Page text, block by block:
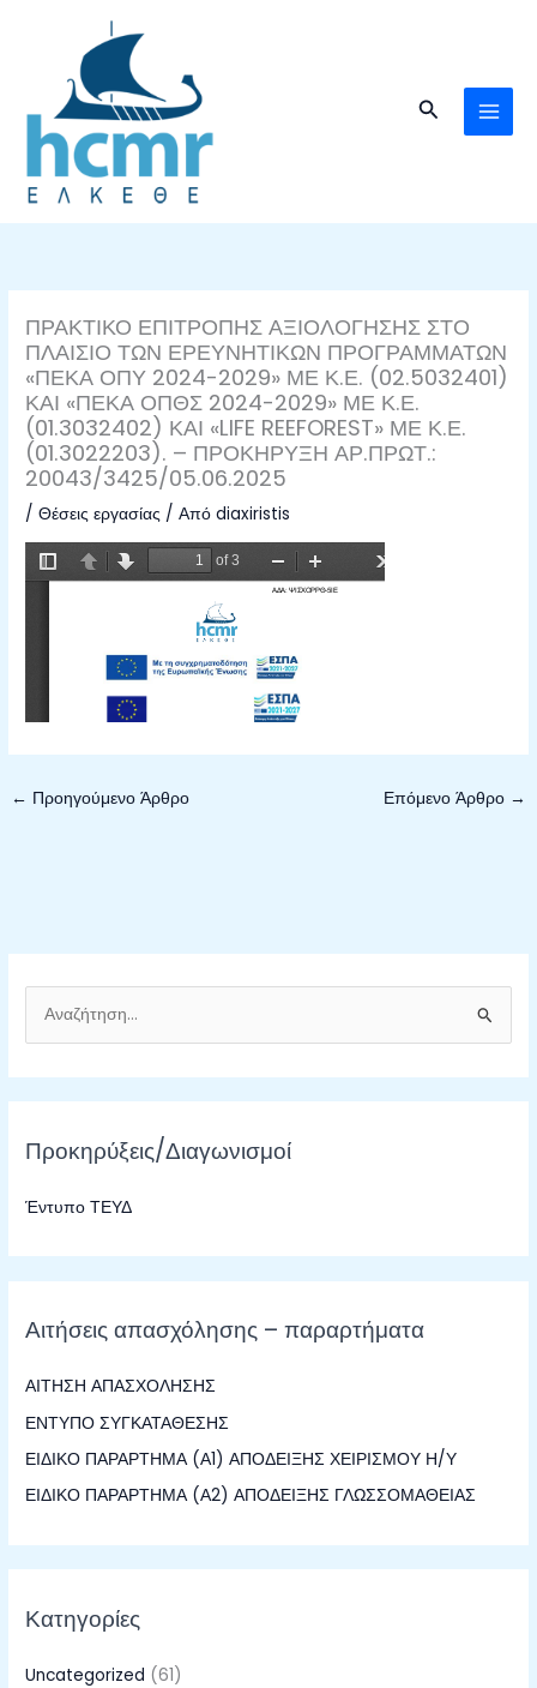
περιεχόμενο
Αναζήτηση
ΠΡΑΚΤΙΚΟ ΕΠΙΤΡΟΠΗΣ ΑΞΙΟΛΟΓΗΣΗΣ ΣΤΟ
ΠΛΑΙΣΙΟ ΤΩΝ ΕΡΕΥΝΗΤΙΚΩΝ ΠΡΟΓΡΑΜΜΑΤΩΝ
«ΠΕΚΑ ΟΠΥ 2024-2029» ΜΕ Κ.Ε. (02.5032401)
ΚΑΙ «ΠΕΚΑ ΟΠΘΣ 2024-2029» ΜΕ Κ.Ε.
(01.3032402) ΚΑΙ «LIFE REEFOREST» ΜΕ Κ.Ε.
(01.3022203). – ΠΡΟΚΗΡΥΞΗ ΑΡ.ΠΡΩΤ.:
20043/3425/05.06.2025
/Θέσεις εργασίας / Απόdiaxiristis
← Προηγούμενο Άρθρο Επόμενο Άρθρο →
ν
α
ή
η
η
ι
α
Προκηρύξεις/Διαγωνισμοί
Έντυπο ΤΕΥΔ
Αιτήσεις απασχόλησης – παραρτήματα
ΑΙΤΗΣΗ ΑΠΑΣΧΟΛΗΣΗΣ
ΕΝΤΥΠΟ ΣΥΓΚΑΤΑΘΕΣΗΣ
ΕΙΔΙΚΟ ΠΑΡΑΡΤΗΜΑ (Α1) ΑΠΟΔΕΙΞΗΣ ΧΕΙΡΙΣΜΟΥ Η/Υ
ΕΙΔΙΚΟ ΠΑΡΑΡΤΗΜΑ (Α2) ΑΠΟΔΕΙΞΗΣ ΓΛΩΣΣΟΜΑΘΕΙΑΣ
Κατηγορίες
Uncategorized (61)